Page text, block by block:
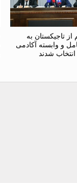
تاجیکستان به
و وابسته آکادمی
انتخاب شدند